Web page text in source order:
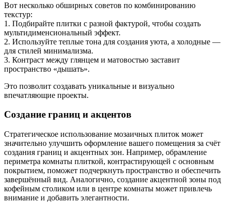
Вот несколько обширных советов по комбинированию
текстур:
1. Подбирайте плитки с разной фактурой, чтобы создать
мультидименсиональный эффект.
2. Используйте теплые тона для создания уюта, а холодные —
для стилей минимализма.
3. Контраст между глянцем и матовостью заставит
пространство «дышать».
Это позволит создавать уникальные и визуально
впечатляющие проекты.
Создание границ и акцентов
Стратегическое использование мозаичных плиток может
значительно улучшить оформление вашего помещения за счёт
создания границ и акцентных зон. Например, обрамление
периметра комнаты плиткой, контрастирующей с основным
покрытием, поможет подчеркнуть пространство и обеспечить
завершённый вид. Аналогично, создание акцентной зоны под
кофейным столиком или в центре комнаты может привлечь
внимание и добавить элегантности.